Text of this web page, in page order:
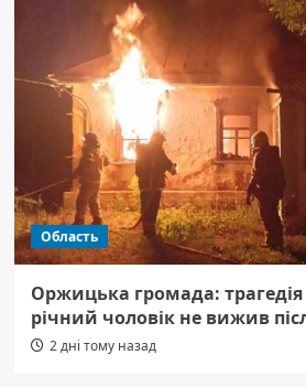
Область
Оржицька громада: трагедія
річний чоловік не вижив
2 дні тому назад